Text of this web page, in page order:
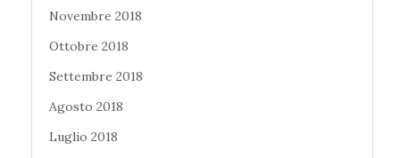
Novembre 2018
Ottobre 2018
Settembre 2018
Agosto 2018
Luglio 2018